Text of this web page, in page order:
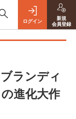
ログイン
新規
会員登録
ランディ
進化大作